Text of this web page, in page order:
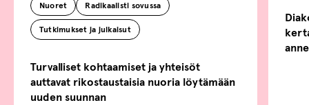
Nuoret Radikaalisti sovussa
Tutkimukset ja julkaisut
Turvalliset kohtaamiset ja yhteisöt
auttavat rikostaustaisia nuoria löytämään
uuden suunnan